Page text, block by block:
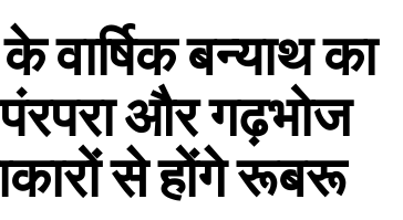
वार्षिक बन्याथ का
और गढ़भोज
से होंगे रूबरू